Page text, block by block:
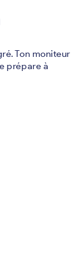
Ton moniteur
prépare à